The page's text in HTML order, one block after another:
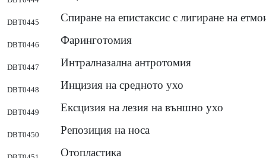
DBT0445 Спиране на епистаксис с лигиране на
DBT0446 Фаринготомия
DBT0447 Интралназална антротомия
DBT0448 Инцизия на средното ухо
DBT0449 Ексцизия на лезия на външно ухо
DBT0450 Репозиция на носа
Отопластика